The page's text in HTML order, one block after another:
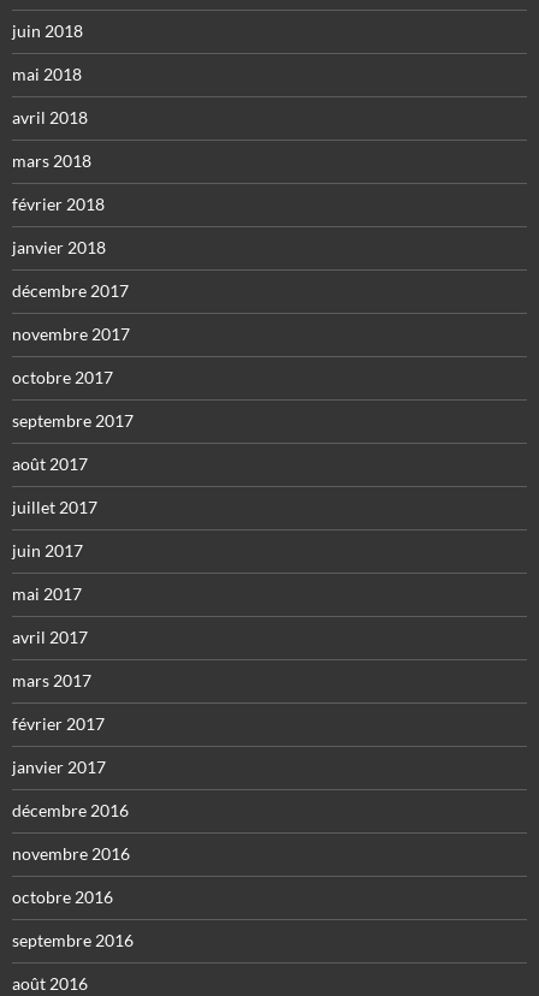
juin 2018
mai 2018
avril 2018
mars 2018
février 2018
janvier 2018
décembre 2017
novembre 2017
octobre 2017
septembre 2017
août 2017
juillet 2017
juin 2017
mai 2017
avril 2017
mars 2017
février 2017
janvier 2017
décembre 2016
novembre 2016
octobre 2016
septembre 2016
août 2016